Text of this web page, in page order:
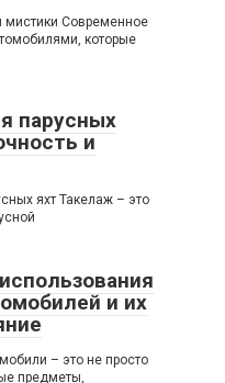
мистики Современное
которые
парусных
и
яхт Такелаж – это
и их
– это не просто
предметы,